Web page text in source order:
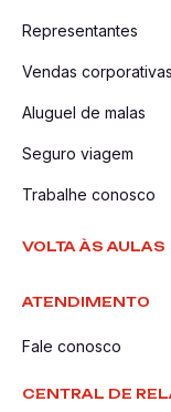
Representantes
Vendas corporativas
Aluguel de malas
Seguro viagem
Trabalhe conosco
VOLTA ÀS AULAS
ATENDIMENTO
Fale conosco
CENTRAL DE